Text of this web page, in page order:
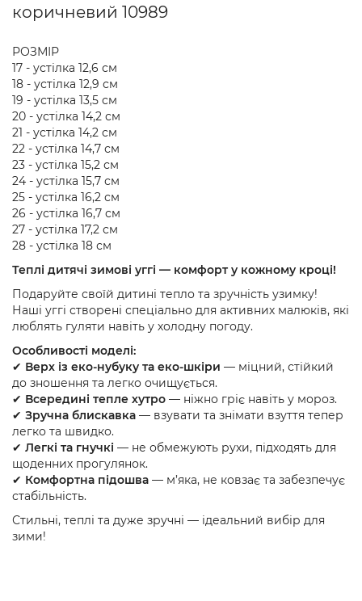
коричневий 10989
РОЗМІР
17 - устілка 12,6 см
18 - устілка 12,9 см
19 - устілка 13,5 см
20 - устілка 14,2 см
21 - устілка 14,2 см
22 - устілка 14,7 см
23 - устілка 15,2 см
24 - устілка 15,7 см
25 - устілка 16,2 см
26 - устілка 16,7 см
27 - устілка 17,2 см
28 - устілка 18 см
Теплі дитячі зимові уггі — комфорт у кожному кроці!
Подаруйте своїй дитині тепло та зручність узимку!
Наші уггі створені спеціально для активних малюків, які
люблять гуляти навіть у холодну погоду.
Особливості моделі:
✔ Верх із еко-нубуку та еко-шкіри — міцний, стійкий
до зношення та легко очищується.
✔ Всередині тепле хутро — ніжно гріє навіть у мороз.
✔ Зручна блискавка — взувати та знімати взуття тепер
легко та швидко.
✔ Легкі та гнучкі — не обмежують рухи, підходять для
щоденних прогулянок.
✔ Комфортна підошва — м’яка, не ковзає та забезпечує
стабільність.
Стильні, теплі та дуже зручні — ідеальний вибір для
зими!